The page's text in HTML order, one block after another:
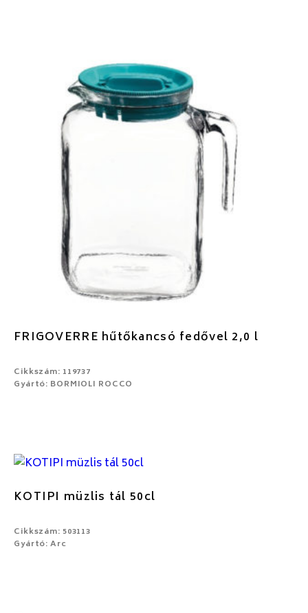
FRIGOVERRE hűtőkancsó fedővel 2,0 l
Cikkszám: 119737
Gyártó: BORMIOLI ROCCO
KOTIPI müzlis tál 50cl
Cikkszám: 503113
Gyártó: Arc